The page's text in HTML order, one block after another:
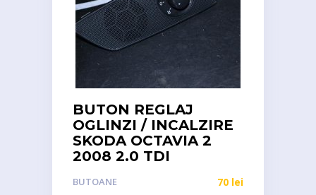
BUTON REGLAJ
OGLINZI / INCALZIRE
SKODA OCTAVIA 2
2008 2.0 TDI
BUTOANE 70 lei